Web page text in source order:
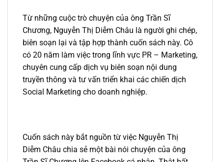
Từ những cuộc trò chuyện của ông Trần Sĩ
Chương, Nguyễn Thị Diễm Châu là người ghi chép,
biên soạn lại và tập hợp thành cuốn sách này. Cô
có 20 năm làm việc trong lĩnh vực PR – Marketing,
chuyên cung cấp dịch vụ biên soạn nội dung
truyền thông và tư vấn triển khai các chiến dịch
Social Marketing cho doanh nghiệp.
Cuốn sách này bắt nguồn từ việc Nguyễn Thị
Diễm Châu chia sẻ một bài nói chuyện của ông